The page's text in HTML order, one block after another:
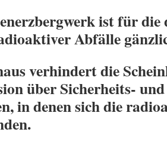
ist für die
Abfälle
verhindert die
über Sicherheits-
in denen sich die